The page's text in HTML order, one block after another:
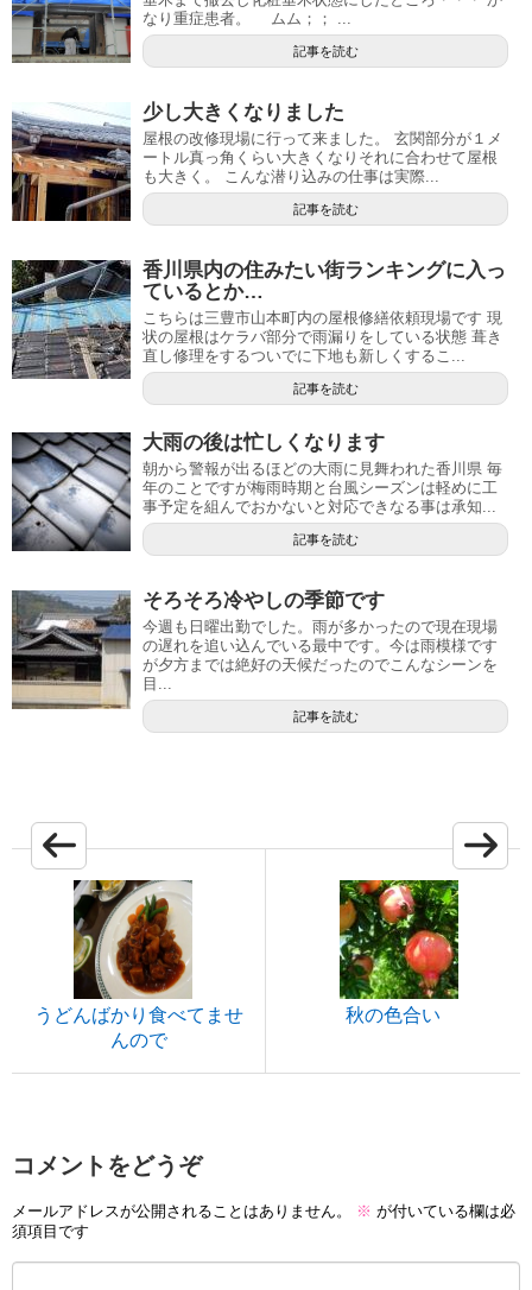
なり重症患者。 ムム；； ...
記事を読む
少し大きくなりました
屋根の改修現場に行って来ました。 玄関部分が１メ
ートル真っ角くらい大きくなりそれに合わせて屋根
も大きく。 こんな潜り込みの仕事は実際...
記事を読む
香川県内の住みたい街ランキングに入っ
ているとか…
こちらは三豊市山本町内の屋根修繕依頼現場です 現
状の屋根はケラバ部分で雨漏りをしている状態 葺き
直し修理をするついでに下地も新しくするこ...
記事を読む
大雨の後は忙しくなります
朝から警報が出るほどの大雨に見舞われた香川県 毎
年のことですが梅雨時期と台風シーズンは軽めに工
事予定を組んでおかないと対応できなる事は承知...
記事を読む
そろそろ冷やしの季節です
今週も日曜出勤でした。雨が多かったので現在現場
の遅れを追い込んでいる最中です。今は雨模様です
が夕方までは絶好の天候だったのでこんなシーンを
目...
記事を読む
うどんばかり食べてませ
んので
秋の色合い
コメントをどうぞ
メールアドレスが公開されることはありません。 ※ が付いている欄は必
須項目です